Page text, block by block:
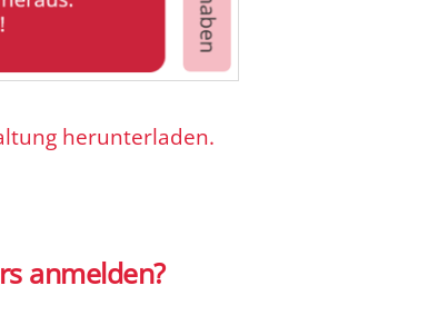
herunterladen.
anmelden?